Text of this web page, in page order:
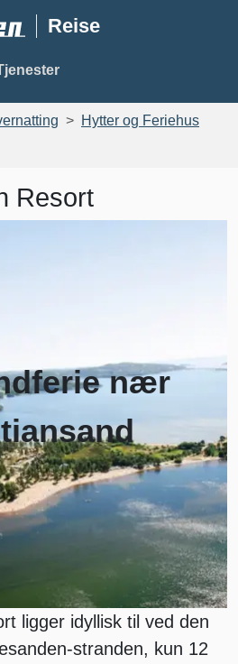
Reise
Hytter og Feriehus
Resort
nær
ligger idyllisk til ved den
stranden, kun 12